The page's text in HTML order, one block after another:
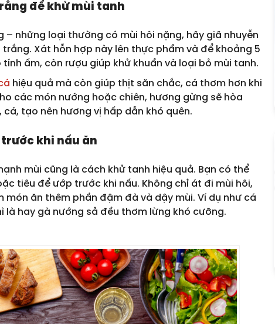
để khử mùi tanh
– những loại thường có mùi hôi nặng, hãy giã nhuyễn
Xát hỗn hợp này lên thực phẩm và để khoảng 5
ấm, còn rượu giúp khử khuẩn và loại bỏ mùi tanh.
hiệu quả mà còn giúp thịt săn chắc, cá thơm hơn khi
các món nướng hoặc chiên, hương gừng sẽ hòa
tạo nên hương vị hấp dẫn khó quên.
khi nấu ăn
mùi cũng là cách khử tanh hiệu quả. Bạn có thể
tiêu để ướp trước khi nấu. Không chỉ át đi mùi hôi,
món ăn thêm phần đậm đà và dậy mùi. Ví dụ như cá
là hay gà nướng sả đều thơm lừng khó cưỡng.